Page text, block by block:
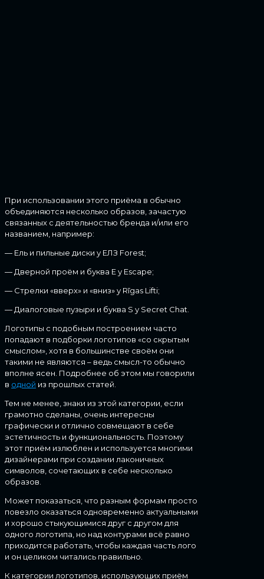
При использовании этого приёма в обычно
объединяются несколько образов, зачастую
связанных с деятельностью бренда и/или его
названием, например:
— Ель и пильные диски у ЕЛЗ Forest;
— Дверной проём и буква E у Escape;
— Стрелки «вверх» и «вниз» у Rīgas Lifti;
— Диалоговые пузыри и буква S у Secret Chat.
Логотипы с подобным построением часто
попадают в подборки логотипов «со скрытым
смыслом», хотя в большинстве своём они
такими не являются – ведь смысл-то обычно
вполне ясен. Подробнее об этом мы говорили
в одной из прошлых статей.
Тем не менее, знаки из этой категории, если
грамотно сделаны, очень интересны
графически и отлично совмещают в себе
эстетичность и функциональность. Поэтому
этот приём излюблен и используется многими
дизайнерами при создании лаконичных
символов, сочетающих в себе несколько
образов.
Может показаться, что разным формам просто
повезло оказаться одновременно актуальными
и хорошо стыкующимися друг с другом для
одного логотипа, но над контурами всё равно
приходится работать, чтобы каждая часть лого
и он целиком читались правильно.
К категории логотипов, использующих приём